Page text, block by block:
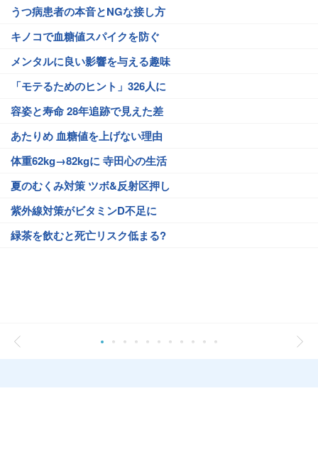
うつ病患者の本音とNGな接し方
キノコで血糖値スパイクを防ぐ
メンタルに良い影響を与える趣味
「モテるためのヒント」326人に
容姿と寿命 28年追跡で見えた差
あたりめ 血糖値を上げない理由
体重62kg→82kgに 寺田心の生活
夏のむくみ対策 ツボ&反射区押し
紫外線対策がビタミンD不足に
緑茶を飲むと死亡リスク低まる?